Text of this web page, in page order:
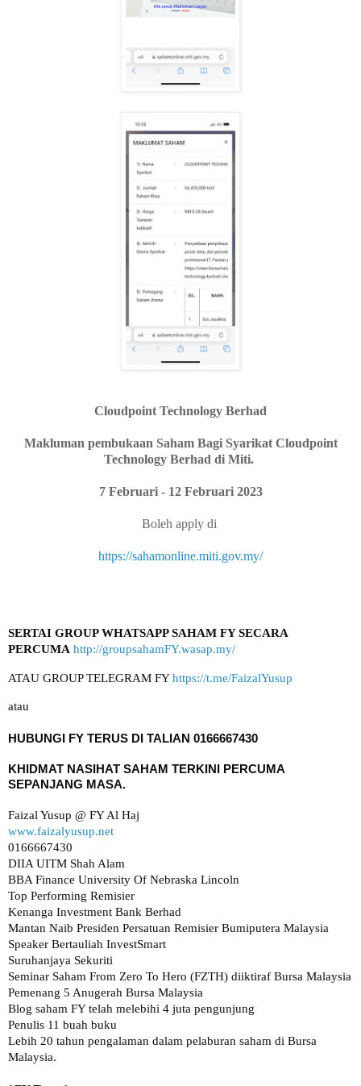
Cloudpoint Technology Berhad
Makluman pembukaan Saham Bagi Syarikat Cloudpoint
Technology Berhad di Miti.
7 Februari - 12 Februari 2023
Boleh apply di
https://sahamonline.miti.gov.my/
SERTAI GROUP WHATSAPP SAHAM FY SECARA
PERCUMA http://groupsahamFY.wasap.my/
ATAU GROUP TELEGRAM FY https://t.me/FaizalYusup
KHIDMAT NASIHAT SAHAM TERKINI PERCUMA
www.faizalyusup.net
0166667430
DIIA UITM Shah Alam
BBA Finance University Of Nebraska Lincoln
Top Performing Remisier
Kenanga Investment Bank Berhad
Mantan Naib Presiden Persatuan Remisier Bumiputera Malaysia
Speaker Bertauliah InvestSmart
Suruhanjaya Sekuriti
Seminar Saham From Zero To Hero (FZTH) diiktiraf Bursa Malaysia
Pemenang 5 Anugerah Bursa Malaysia
Blog saham FY telah melebihi 4 juta pengunjung
Penulis 11 buah buku
Lebih 20 tahun pengalaman dalam pelaburan saham di Bursa
Malaysia.